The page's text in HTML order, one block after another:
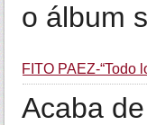
o álbum
FITO PAEZ-“Todo
Acaba